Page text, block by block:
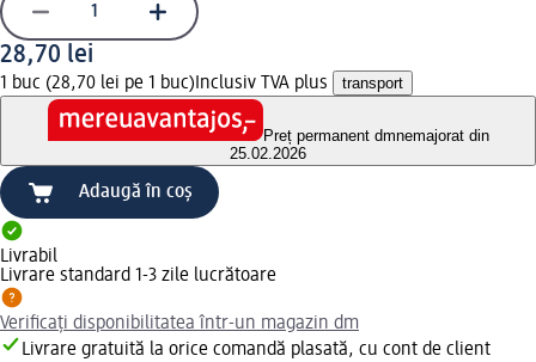
28,70 lei
1 buc (28,70 lei pe 1 buc) Inclusiv TVA plus transport
Preț permanent dmnemajorat din
25.02.2026
Adaugă în coș
Livrabil
Livrare standard 1-3 zile lucrătoare
Verificați disponibilitatea într-un magazin dm
Livrare gratuită la orice comandă plasată, cu cont de client